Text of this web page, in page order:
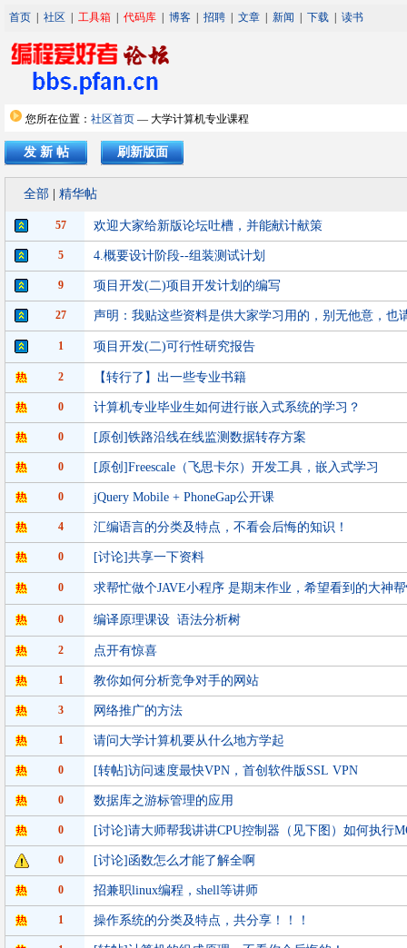
首页 社区 工具箱 代码库 博客 招聘 文章 新闻 下载 读书
您所在位置： 社区首页 — 大学计算机专业课程
发 新 帖 刷新版面
全部 精华帖
57 欢迎大家给新版论坛吐槽，并能献计献策
5 4.概要设计阶段--组装测试计划
9 项目开发(二)项目开发计划的编写
27 声明：我贴这些资料是供大家学习用的，别无他意，
1 项目开发(二)可行性研究报告
2 【转行了】出一些专业书籍
0 计算机专业毕业生如何进行嵌入式系统的学习？
0 [原创]铁路沿线在线监测数据转存方案
0 [原创]Freescale（飞思卡尔）开发工具，嵌入式学习
0 jQuery Mobile + PhoneGap公开课
4 汇编语言的分类及特点，不看会后悔的知识！
0 [讨论]共享一下资料
0 求帮忙做个JAVE小程序 是期末作业，希望看到的大神
0 编译原理课设 语法分析树
2 点开有惊喜
1 教你如何分析竞争对手的网站
3 网络推广的方法
1 请问大学计算机要从什么地方学起
0 [转帖]访问速度最快VPN，首创软件版SSL VPN
0 数据库之游标管理的应用
0 [讨论]请大师帮我讲讲CPU控制器（见下图）如何执行
0 [讨论]函数怎么才能了解全啊
0 招兼职linux编程，shell等讲师
1 操作系统的分类及特点，共分享！！！